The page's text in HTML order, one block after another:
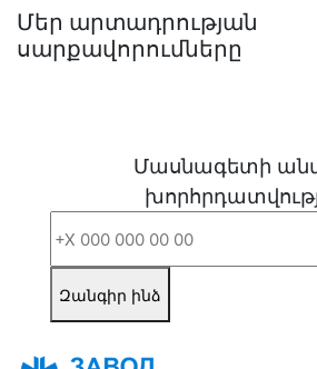
Մեր արտադրության
սարքավորումները
Մասնագետի
Զանգիր ինձ